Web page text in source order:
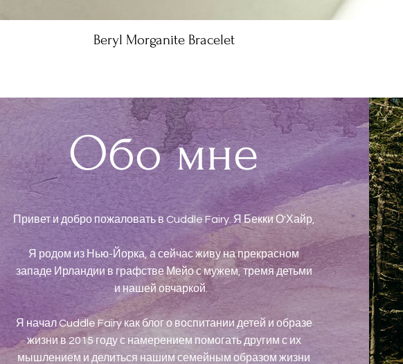
Быстрый просмотр
Beryl Morganite Bracelet
Обо мне
Привет и добро пожаловать в Cuddle Fairy. Я Бекки О'Хайр,
Я родом из Нью-Йорка, а сейчас живу на прекрасном
западе Ирландии в графстве Мейо с мужем, тремя детьми
и нашей овчаркой.
Я начал Cuddle Fairy как блог о воспитании детей и образе
жизни в 2015 году с намерением помогать другим с их
мышлением и делиться нашим семейным образом жизни